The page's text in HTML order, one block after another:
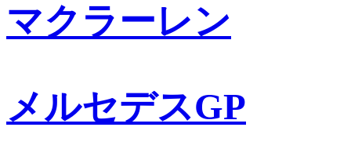
マクラーレン
メルセデスGP